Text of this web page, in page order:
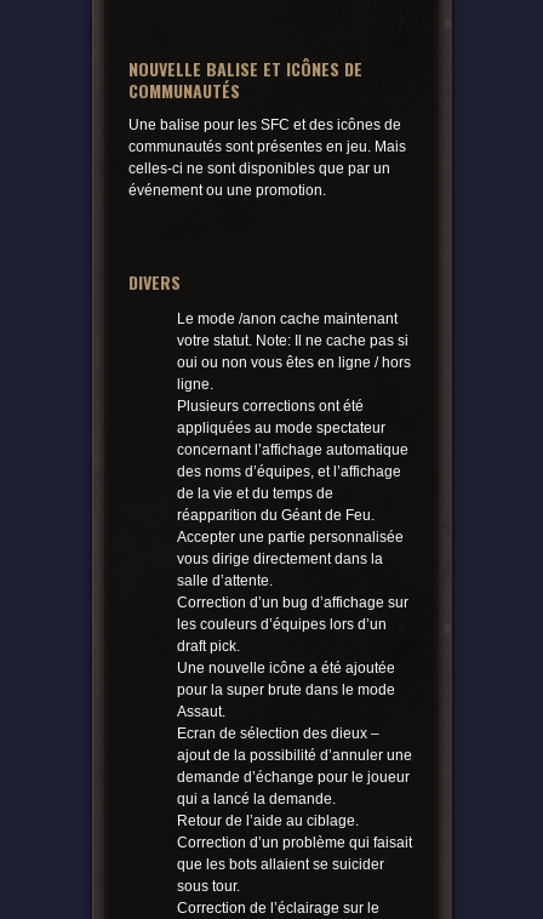
NOUVELLE BALISE ET ICÔNES DE
COMMUNAUTÉS
Une balise pour les SFC et des icônes de
communautés sont présentes en jeu. Mais
celles-ci ne sont disponibles que par un
événement ou une promotion.
DIVERS
Le mode /anon cache maintenant
votre statut. Note: Il ne cache pas si
oui ou non vous êtes en ligne / hors
ligne.
Plusieurs corrections ont été
appliquées au mode spectateur
concernant l’affichage automatique
des noms d’équipes, et l’affichage
de la vie et du temps de
réapparition du Géant de Feu.
Accepter une partie personnalisée
vous dirige directement dans la
salle d’attente.
Correction d’un bug d’affichage sur
les couleurs d’équipes lors d’un
draft pick.
Une nouvelle icône a été ajoutée
pour la super brute dans le mode
Assaut.
Ecran de sélection des dieux –
ajout de la possibilité d’annuler une
demande d’échange pour le joueur
qui a lancé la demande.
Retour de l’aide au ciblage.
Correction d’un problème qui faisait
que les bots allaient se suicider
sous tour.
Correction de l’éclairage sur le